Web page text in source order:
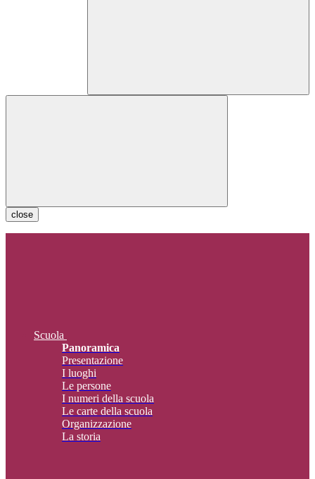
close
Scuola
Panoramica
Presentazione
I luoghi
Le persone
I numeri della scuola
Le carte della scuola
Organizzazione
La storia